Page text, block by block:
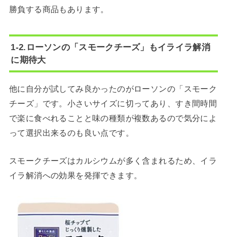
勝負する商品もあります。
1-2.ローソンの「スモークチーズ」もイライラ解消
に期待大
他に自分が試してみ良かったのがローソンの「スモーク
チーズ」です。小さいサイズに切ってあり、すき間時間
で楽に食べれることと味の種類が複数あるので気分によ
って選択出来るのも良い点です。
スモークチーズはカルシウムが多く含まれるため、イラ
イラ解消への効果を発揮できます。